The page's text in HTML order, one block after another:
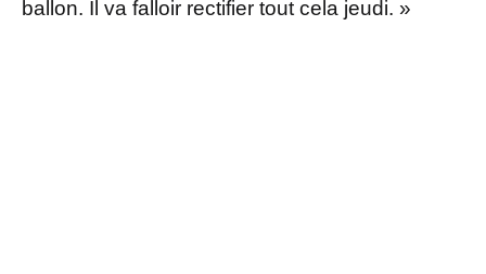
ballon. Il va falloir rectifier tout cela jeudi. »